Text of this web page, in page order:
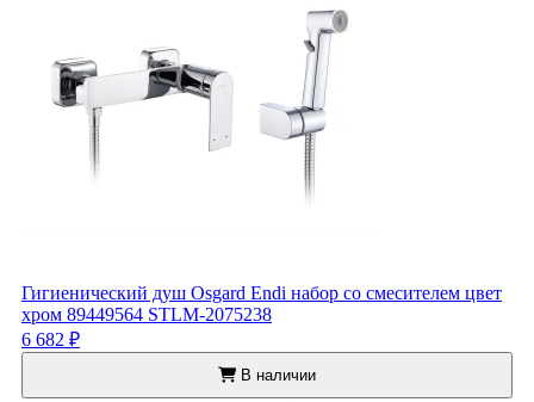
Гигиенический душ Osgard Endi набор со смесителем цвет
хром 89449564 STLM-2075238
6 682 ₽
В наличии